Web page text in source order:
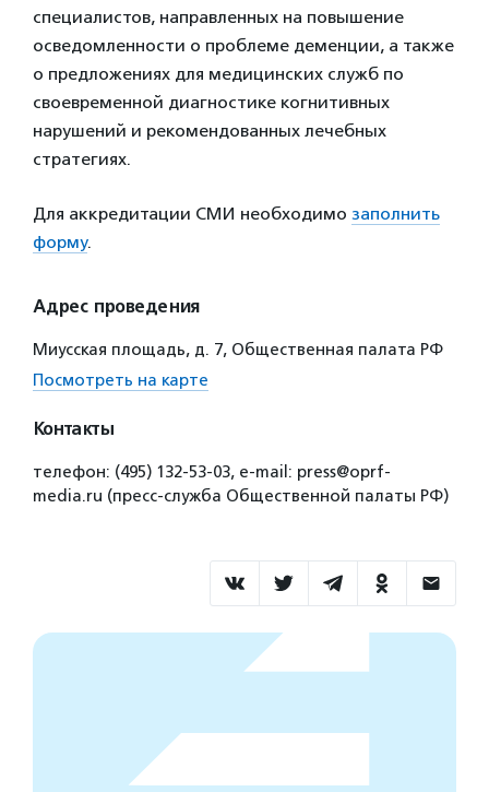
специалистов, направленных на повышение
осведомленности о проблеме деменции, а также
о предложениях для медицинских служб по
своевременной диагностике когнитивных
нарушений и рекомендованных лечебных
стратегиях.
Для аккредитации СМИ необходимо заполнить
форму.
Адрес проведения
Миусская площадь, д. 7, Общественная палата РФ
Посмотреть на карте
Контакты
телефон: (495) 132-53-03, e-mail: press@oprf-
media.ru (пресс-служба Общественной палаты РФ)